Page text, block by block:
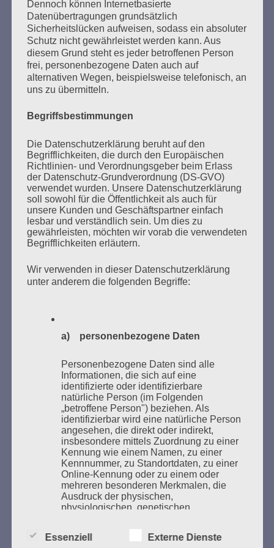
SUCHEN
NACH:
MARATHONLESUNG AUS DEN
Donnerstag, 21. Mai 2026, 11 – 18 Uhr
Zum 26. Mal gibt es eine Marathonlesung anlässlich
des Gedenkens an die Verbrennung von Büchern am
Studentenorganisationen und Burschenschaftler
Bücher verbrannten.
Weitere Informationen:
GEDENKEN UND ERINNERN BEGINNT IN
UNSERER NACHBARSCHAFT
Zum 13. Monat des Gedenkens in Hamburg-
Eimsbüttel
Dennoch können Internetbasierte
Datenübertragungen grundsätzlich
Sicherheitslücken aufweisen, sodass ein absoluter
Schutz nicht gewährleistet werden kann. Aus
diesem Grund steht es jeder betroffenen Person
frei, personenbezogene Daten auch auf
alternativen Wegen, beispielsweise telefonisch, an
uns zu übermitteln.
Begriffsbestimmungen
Die Datenschutzerklärung beruht auf den
Begrifflichkeiten, die durch den Europäischen
Richtlinien- und Verordnungsgeber beim Erlass
der Datenschutz-Grundverordnung (DS-GVO)
verwendet wurden. Unsere Datenschutzerklärung
soll sowohl für die Öffentlichkeit als auch für
unsere Kunden und Geschäftspartner einfach
lesbar und verständlich sein. Um dies zu
gewährleisten, möchten wir vorab die verwendeten
Begrifflichkeiten erläutern.
Wir verwenden in dieser Datenschutzerklärung
unter anderem die folgenden Begriffe:
a) personenbezogene Daten
Personenbezogene Daten sind alle
Informationen, die sich auf eine
identifizierte oder identifizierbare
natürliche Person (im Folgenden
„betroffene Person") beziehen. Als
identifizierbar wird eine natürliche Person
angesehen, die direkt oder indirekt,
insbesondere mittels Zuordnung zu einer
Kennung wie einem Namen, zu einer
Kennnummer, zu Standortdaten, zu einer
Online-Kennung oder zu einem oder
mehreren besonderen Merkmalen, die
Ausdruck der physischen,
physiologischen, genetischen,
Person sind, identifiziert werden kann.
Essenziell Externe Dienste